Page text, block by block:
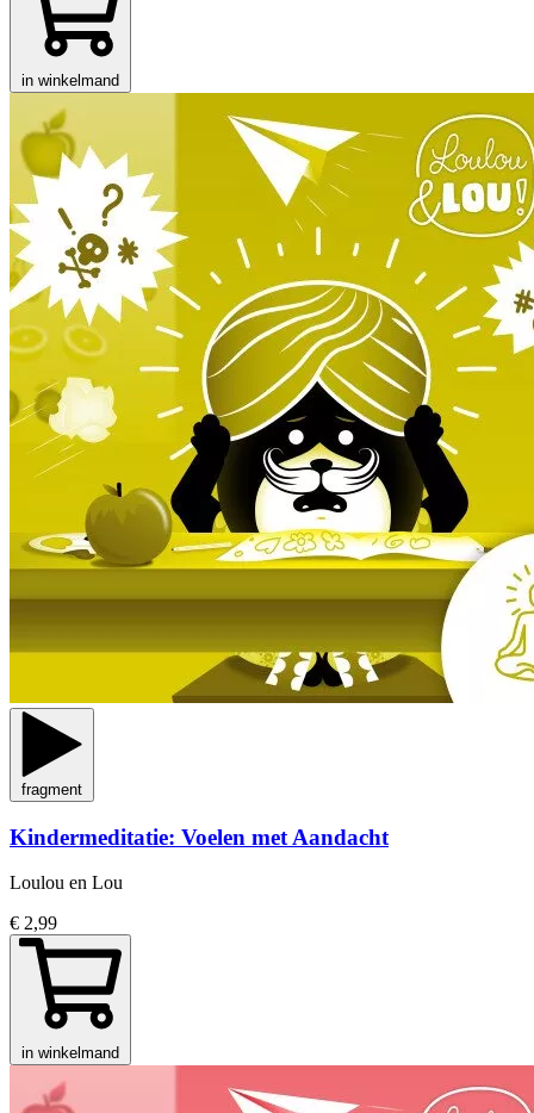
in winkelmand
fragment
Kindermeditatie: Voelen met Aandacht
Loulou en Lou
€ 2,99
in winkelmand